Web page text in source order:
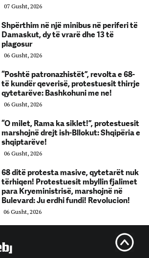
07 Gusht, 2026
Shpërthim në një minibus në periferi të
Damaskut, dy të vrarë dhe 13 të
plagosur
06 Gusht, 2026
“Poshtë patronazhistët”, revolta e 68-
të kundër qeverisë, protestuesit thirrje
qytetarëve: Bashkohuni me ne!
06 Gusht, 2026
“O milet, Rama ka siklet!”, protestuesit
marshojnë drejt ish-Bllokut: Shqipëria e
shqiptarëve!
06 Gusht, 2026
68 ditë protesta masive, qytetarët nuk
tërhiqen! Protestuesit mbyllin fjalimet
para Kryeministrisë, marshojnë në
Bulevard: Ju erdhi fundi! Revolucion!
06 Gusht, 2026